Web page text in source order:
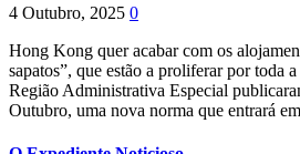
4 Outubro, 2025 0
Hong Kong quer acabar com os
sapatos”, que estão a proliferar por toda
Região Administrativa Especial
Outubro, uma nova norma que entrará